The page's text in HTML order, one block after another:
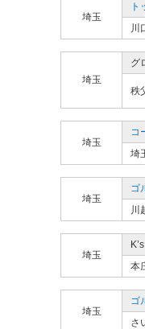
埼玉
ト
川
埼玉
グ
秩
埼玉
コ
埼
埼玉
ゴ
川
埼玉
本
埼玉
ゴ
さ